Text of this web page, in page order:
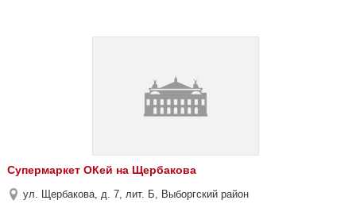
Супермаркет ОКей на Щербакова
ул. Щербакова, д. 7, лит. Б, Выборгский район